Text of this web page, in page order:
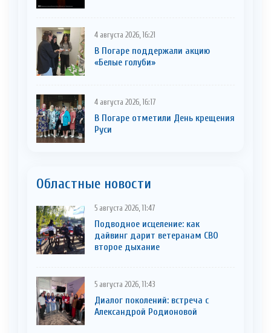
4 августа 2026, 16:21
В Погаре поддержали акцию
«Белые голуби»
4 августа 2026, 16:17
В Погаре отметили День крещения
Руси
Областные новости
5 августа 2026, 11:47
Подводное исцеление: как
дайвинг дарит ветеранам СВО
второе дыхание
5 августа 2026, 11:43
Диалог поколений: встреча с
Александрой Родионовой